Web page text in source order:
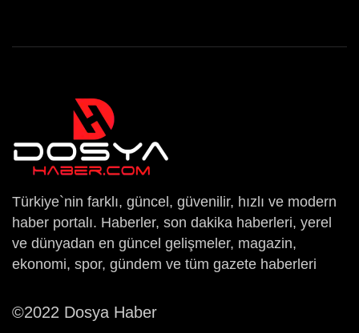
Türkiye`nin farklı, güncel, güvenilir, hızlı ve modern
haber portalı. Haberler, son dakika haberleri, yerel
ve dünyadan en güncel gelişmeler, magazin,
ekonomi, spor, gündem ve tüm gazete haberleri
©2022 Dosya Haber